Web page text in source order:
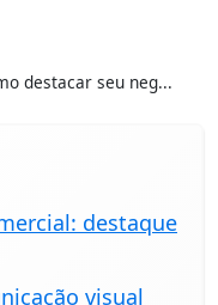
destacar seu neg...
destaque
visual